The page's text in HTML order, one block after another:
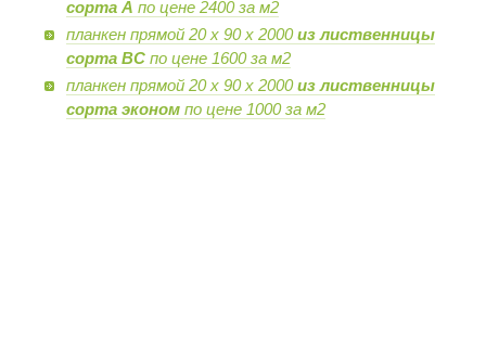
сорта А по цене 2400 за м2
планкен прямой 20 х 90 х 2000из лиственницы
сорта BCпо цене 1600 за м2
планкен прямой 20 х 90 х 2000из лиственницы
сорта эконом по цене 1000 за м2